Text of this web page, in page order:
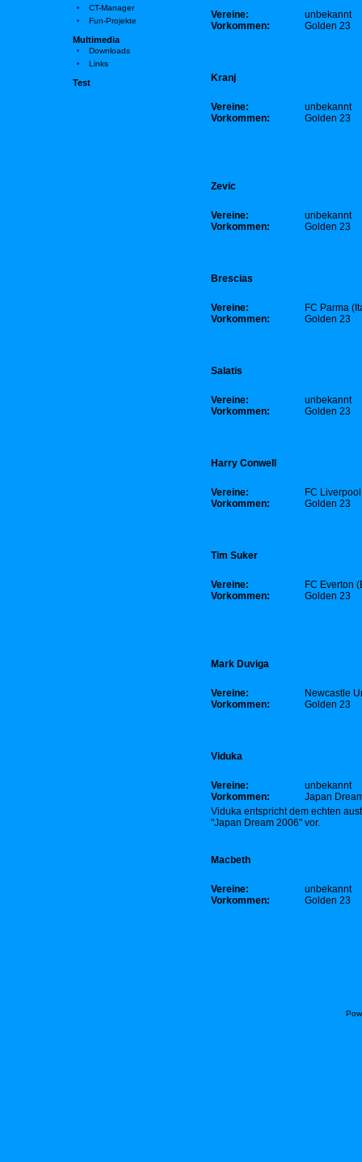
CT-Manager
Fun-Projekte
Multimedia
Downloads
Links
Test
Vereine:
Vorkommen:
unbekannt
Golden 23
Kranj
Vereine:
Vorkommen:
unbekannt
Golden 23
Zevic
Vereine:
Vorkommen:
unbekannt
Golden 23
Brescias
Vereine:
Vorkommen:
FC Parma
Golden 23
Salatis
Vereine:
Vorkommen:
unbekannt
Golden 23
Harry Conwell
Vereine:
Vorkommen:
FC Liverpool
Golden 23
Tim Suker
Vereine:
Vorkommen:
FC Everton
Golden 23
Mark Duviga
Vereine:
Vorkommen:
Newcastle
Golden 23
Viduka
Vereine:
Vorkommen:
unbekannt
Japan
Viduka entspricht dem echten
"Japan Dream 2006" vor.
Macbeth
Vereine:
Vorkommen:
unbekannt
Golden 23